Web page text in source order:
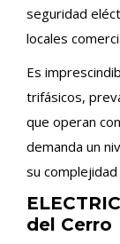
seguridad
locales
Es
trifásicos,
que operan
demanda un
su
del Cerro